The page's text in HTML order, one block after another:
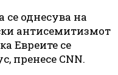
се однесува на
антисемитизмот
Евреите се
пренесе CNN.